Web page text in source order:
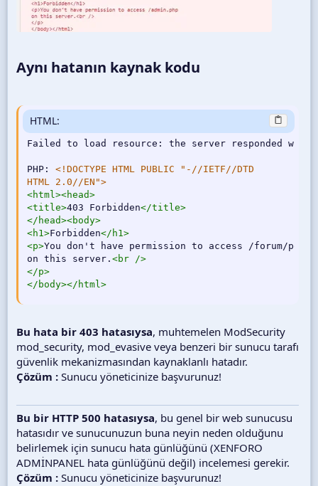
Aynı hatanın kaynak kodu​
HTML:
Failed to load resource: the server responded with
PHP: <!DOCTYPE HTML PUBLIC "-//IETF//DTD
HTML 2.0//EN">
<html ><head>
<title>403 Forbidden</title>
</ head><body>
<h1 >Forbidden</ h1 >
<p>You don't have permission to access /forum/
on this server. <br
/>
</p>
</ body></ html >
Bu hata bir 403 hatasıysa, muhtemelen ModSecurity
mod_security, mod_evasive veya benzeri bir sunucu tarafı
güvenlik mekanizmasından kaynaklanlı hatadır.
Çözüm : Sunucu yöneticinize başvurunuz!
Bu bir HTTP 500 hatasıysa, bu genel bir web sunucusu
hatasıdır ve sunucunuzun buna neyin neden olduğunu
belirlemek için sunucu hata günlüğünü (XENFORO
ADMİNPANEL hata günlüğünü değil) incelemesi gerekir.
Çözüm : Sunucu yöneticinize başvurunuz!